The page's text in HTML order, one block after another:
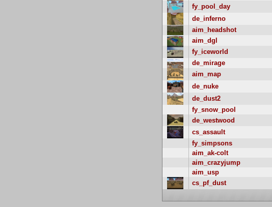
fy_pool_day
de_inferno
aim_headshot
aim_dgl
fy_iceworld
de_mirage
aim_map
de_nuke
de_dust2
fy_snow_pool
de_westwood
cs_assault
fy_simpsons
aim_ak-colt
aim_crazyjump
aim_usp
cs_pf_dust